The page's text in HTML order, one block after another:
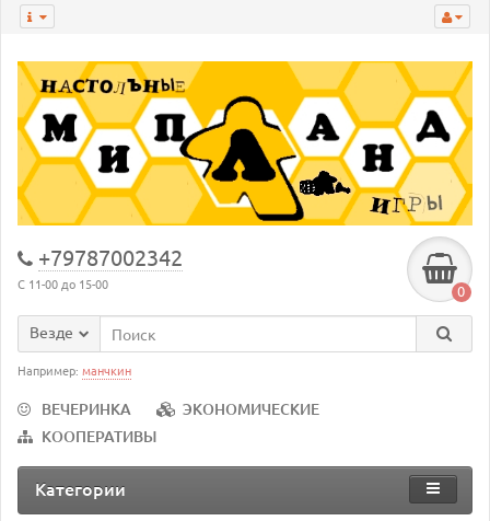
+79787002342
С 11-00 до 15-00 0
Везде
Например: манчкин
ВЕЧЕРИНКА
ЭКОНОМИЧЕСКИЕ
КООПЕРАТИВЫ
Категории